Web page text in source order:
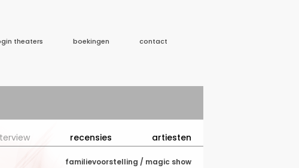
theaters boekingen contact
recensies artiesten
familievoorstelling / magic show